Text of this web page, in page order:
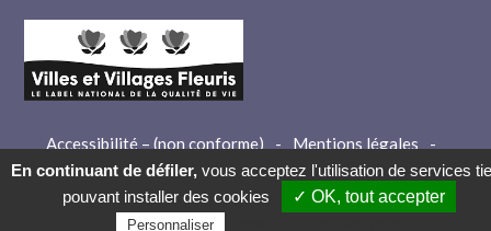
Accessibilité – (non conforme) - Mentions légales
-
Crédits
- Contact
En continuant de défiler, vous acceptez l'utilisation de services
pouvant installer des cookies
✓ OK, tout accepter
Personnaliser